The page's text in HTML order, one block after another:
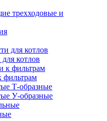
трехходовые и
котлов
фильтрам
Т-образные
У-образные